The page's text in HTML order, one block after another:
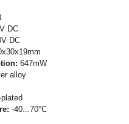
DC
DC
647mW
alloy
-40...70°C